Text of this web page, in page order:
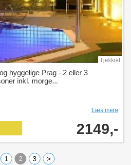
Tjekkiet
hyggelige Prag - 2 eller 3
inkl. morge...
Læs mere
2149,-
1 2 3 >